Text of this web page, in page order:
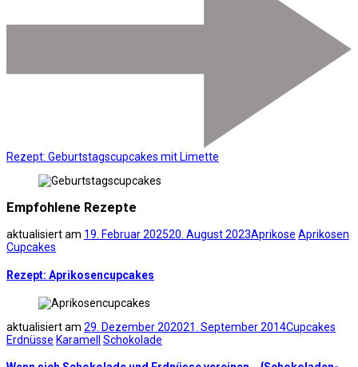
Rezept: Geburtstagscupcakes mit Limette
Empfohlene Rezepte
aktualisiert am 19. Februar 202520. August 2023Aprikose Aprikosen
Cupcakes
Rezept: Aprikosencupcakes
aktualisiert am 29. Dezember 202021. September 2014Cupcakes
Erdnüsse Karamell Schokolade